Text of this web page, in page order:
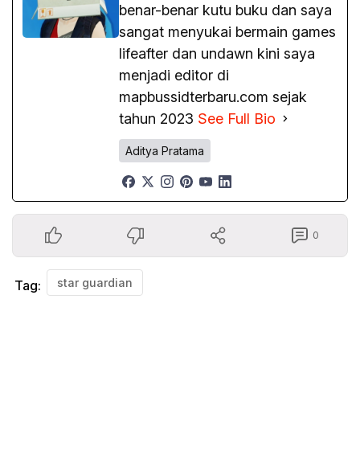
benar-benar kutu buku dan saya
sangat menyukai bermain games
lifeafter dan undawn kini saya
menjadi editor di
mapbussidterbaru.com sejak
tahun 2023 See Full Bio
Aditya Pratama
0
Tag: star guardian